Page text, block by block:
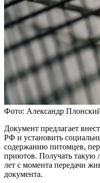
Фото: Александр
Документ предлагает
РФ и установить
содержанию питомцев,
приютов. Получать такую
лет с момента передачи
документа.